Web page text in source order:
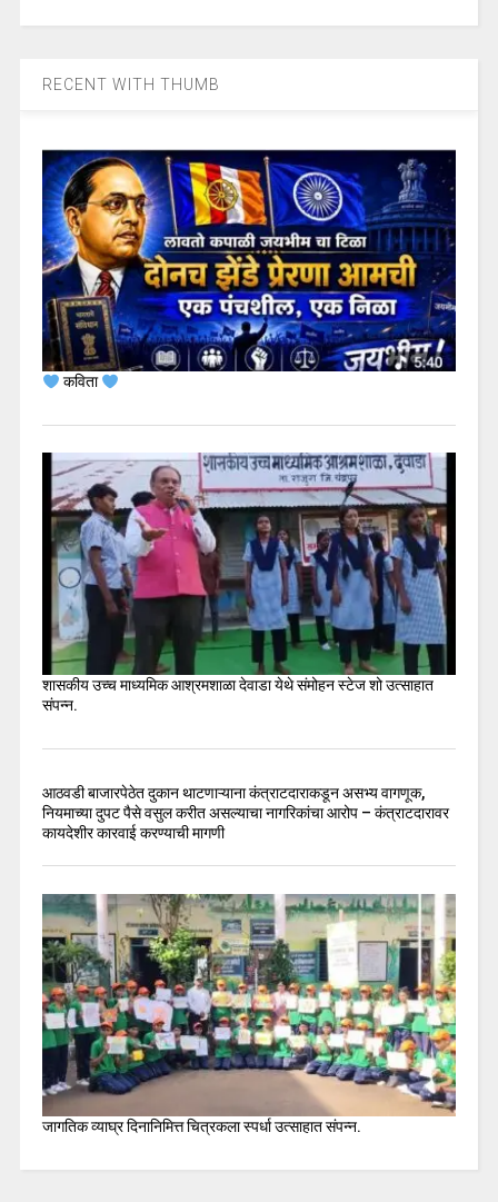
RECENT WITH THUMB
कविता
शासकीय उच्च माध्यमिक आश्रमशाळा देवाडा येथे संमोहन स्टेज शो उत्साहात
संपन्न.
आठवडी बाजारपेठेत दुकान थाटणाऱ्याना कंत्राटदाराकडून असभ्य वागणूक,
नियमाच्या दुपट पैसे वसुल करीत असल्याचा नागरिकांचा आरोप – कंत्राटदारावर
कायदेशीर कारवाई करण्याची मागणी
जागतिक व्याघ्र दिनानिमित्त चित्रकला स्पर्धा उत्साहात संपन्न.